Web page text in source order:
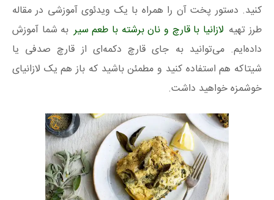
کنید. دستور پخت آن را همراه با یک ویدئوی آموزشی در مقاله
طرز تهیه لازانیا با قارچ و نان برشته با طعم سیر به شما آموزش
داده‌ایم. می‌توانید به جای قارچ دکمه‌ای از قارچ صدفی یا
شیتاکه هم استفاده کنید و مطمئن باشید که باز هم یک لازانیای
خوشمزه خواهید داشت.